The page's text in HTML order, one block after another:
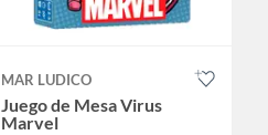
MAR LUDICO
Juego de Mesa Virus
Marvel